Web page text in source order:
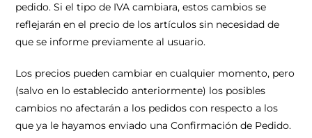
pedido. Si el tipo de IVA cambiara, estos cambios se
reflejarán en el precio de los artículos sin necesidad de
que se informe previamente al usuario.
Los precios pueden cambiar en cualquier momento, pero
(salvo en lo establecido anteriormente) los posibles
cambios no afectarán a los pedidos con respecto a los
que ya le hayamos enviado una Confirmación de Pedido.